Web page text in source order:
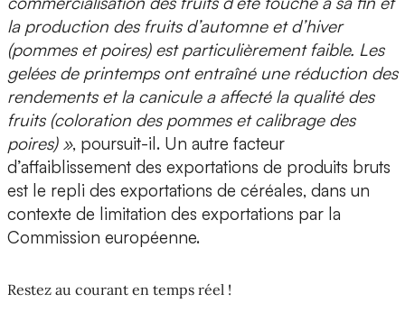
la production des fruits d’automne et d’hiver
(pommes et poires) est particulièrement faible. Les
gelées de printemps ont entraîné une réduction des
rendements et la canicule a affecté la qualité des
fruits (coloration des pommes et calibrage des
poires) », poursuit-il. Un autre facteur
d’affaiblissement des exportations de produits bruts
est le repli des exportations de céréales, dans un
contexte de limitation des exportations par la
Commission européenne.
Restez au courant en temps réel !